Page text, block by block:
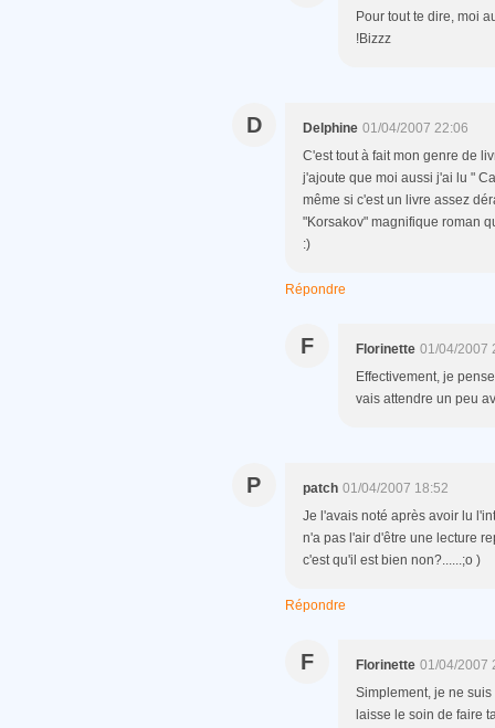
Pour tout te dire, moi
!Bizzz
D Delphine 01/04/2007 22:06
C'est tout à fait mon genre de
j'ajoute que moi aussi j'ai lu "
même si c'est un livre assez
"Korsakov" magnifique roman
:)
Répondre
F Florinette 01/04/2007
Effectivement, je
vais attendre un peu
P patch 01/04/2007 18:52
Je l'avais noté après avoir lu
n'a pas l'air d'être une lecture
c'est qu'il est bien non?......;o )
Répondre
F Florinette 01/04/2007
Simplement, je ne
laisse le soin de faire